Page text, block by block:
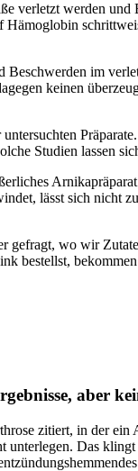
verletzt werden
im
keinen
Studien lassen
lässt sich nicht
wo wir
bestellst,
aber
zitiert, in der
Das